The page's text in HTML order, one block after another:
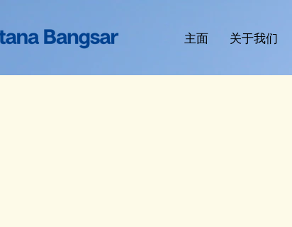
主面 关于我们